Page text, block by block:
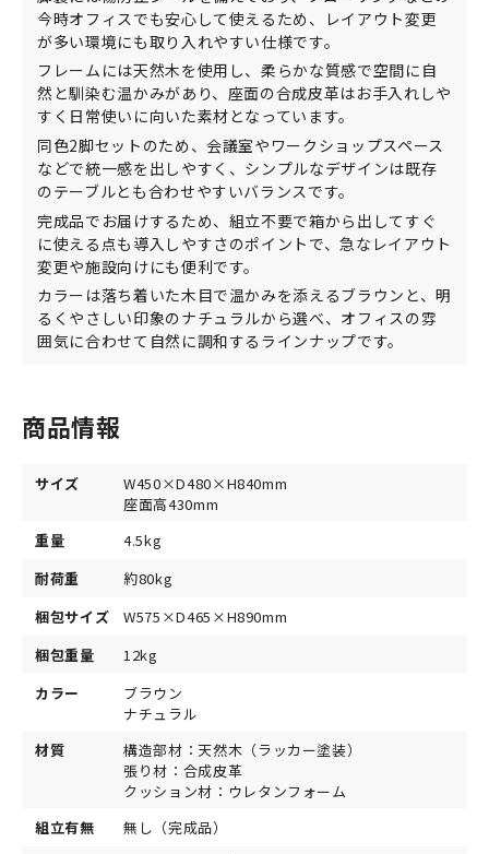
今時オフィスでも安心して使えるため、レイアウト変更
が多い環境にも取り入れやすい仕様です。
フレームには天然木を使用し、柔らかな質感で空間に自
然と馴染む温かみがあり、座面の合成皮革はお手入れしや
すく日常使いに向いた素材となっています。
同色2脚セットのため、会議室やワークショップスペース
などで統一感を出しやすく、シンプルなデザインは既存
のテーブルとも合わせやすいバランスです。
完成品でお届けするため、組立不要で箱から出してすぐ
に使える点も導入しやすさのポイントで、急なレイアウト
変更や施設向けにも便利です。
カラーは落ち着いた木目で温かみを添えるブラウンと、明
るくやさしい印象のナチュラルから選べ、オフィスの雰
囲気に合わせて自然に調和するラインナップです。
商品情報
サイズ
W450×D480×H840mm
座面高430mm
重量
4.5kg
耐荷重
約80kg
梱包サイズ
W575×D465×H890mm
梱包重量
12kg
カラー
ブラウン
ナチュラル
材質
構造部材：天然木（ラッカー塗装）
張り材：合成皮革
クッション材：ウレタンフォーム
組立有無
無し（完成品）